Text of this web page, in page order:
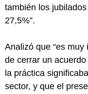
también los
27,5%”.
Analizó que “es
de cerrar un
la práctica
sector, y que el